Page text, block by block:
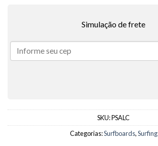
Simulação de frete
SKU:PSALC
Categorias:Surfboards,Surfing